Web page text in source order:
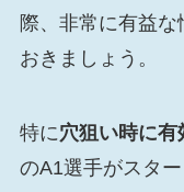
際、非常に有益
おきましょう。
特に穴狙い時に有
のA1選手がスタ